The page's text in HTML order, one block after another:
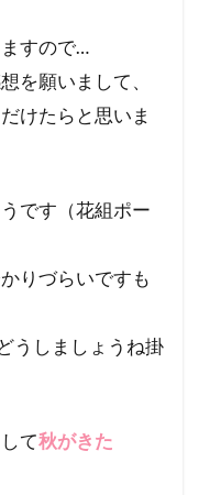
すので…
を願いまして、
けたらと思いま
です（花組ポー
りづらいですも
うしましょうね掛
て秋がきた